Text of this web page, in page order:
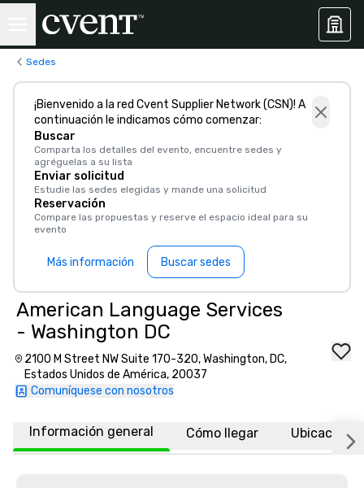
Sedes
¡Bienvenido a la red Cvent Supplier Network (CSN)! A
continuación le indicamos cómo comenzar:
Buscar
Comparta los detalles del evento, encuentre sedes y
agréguelas a su lista
Enviar solicitud
Estudie las sedes elegidas y mande una solicitud
Reservación
Compare las propuestas y reserve el espacio ideal para su
evento
Más información Buscar sedes
American Language Services
- Washington DC
2100 M Street NW Suite 170-320, Washington, DC,
Estados Unidos de América, 20037
Comuníquese con nosotros
Información general Cómo llegar Ubicación